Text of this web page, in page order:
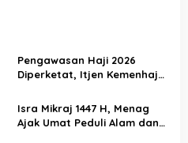
Pengawasan Haji 2026
Diperketat, Itjen Kemenhaj
Kemenag
Isra Mikraj 1447 H, Menag
Ajak Umat Peduli Alam dan